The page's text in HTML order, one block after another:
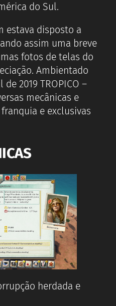
do Sul.
estava disposto a
assim uma breve
fotos de telas do
Ambientado
2019 TROPICO –
mecânicas e
e exclusivas
herdada e